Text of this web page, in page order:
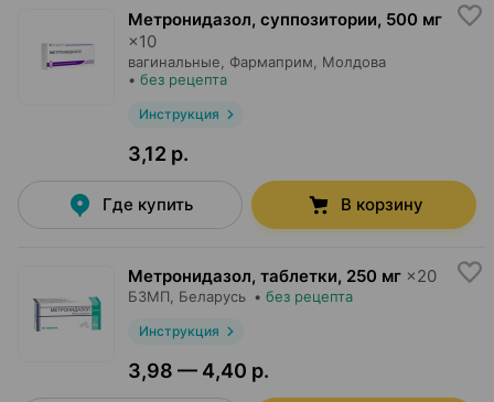
Метронидазол, суппозитории, 500 мг
×10
вагинальные, Фармаприм , Молдова
• без рецепта
Инструкция
3,12 р.
Где купить В корзину
Метронидазол, таблетки, 250 мг ×20
БЗМП , Беларусь • без рецепта
Инструкция
3,98 — 4,40 р.